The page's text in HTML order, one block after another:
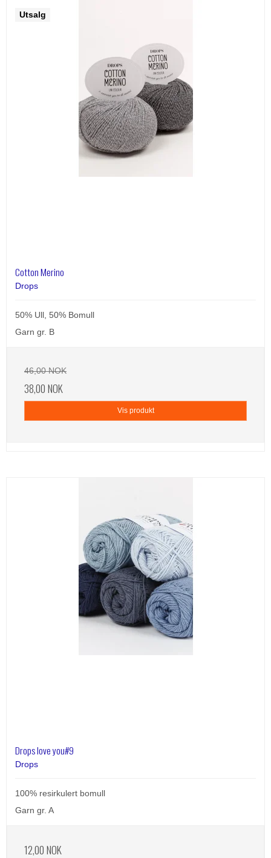
Utsalg
Cotton Merino
Drops
50% Ull, 50% Bomull
Garn gr. B
46,00 NOK
38,00 NOK
Vis produkt
Drops love you#9
Drops
100% resirkulert bomull
Garn gr. A
12,00 NOK